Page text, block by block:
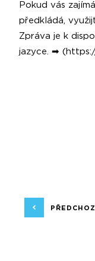
Pokud vás
předkládá,
Zpráva je k
jazyce. ➡ (